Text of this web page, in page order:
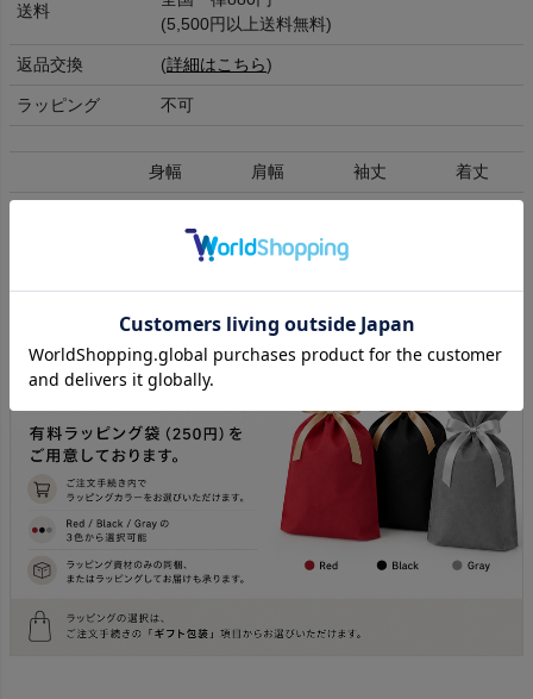
送料
(5,500円以上送料無料)
返品交換 (詳細はこちら)
ラッピング 不可
身幅 肩幅 袖丈 着丈